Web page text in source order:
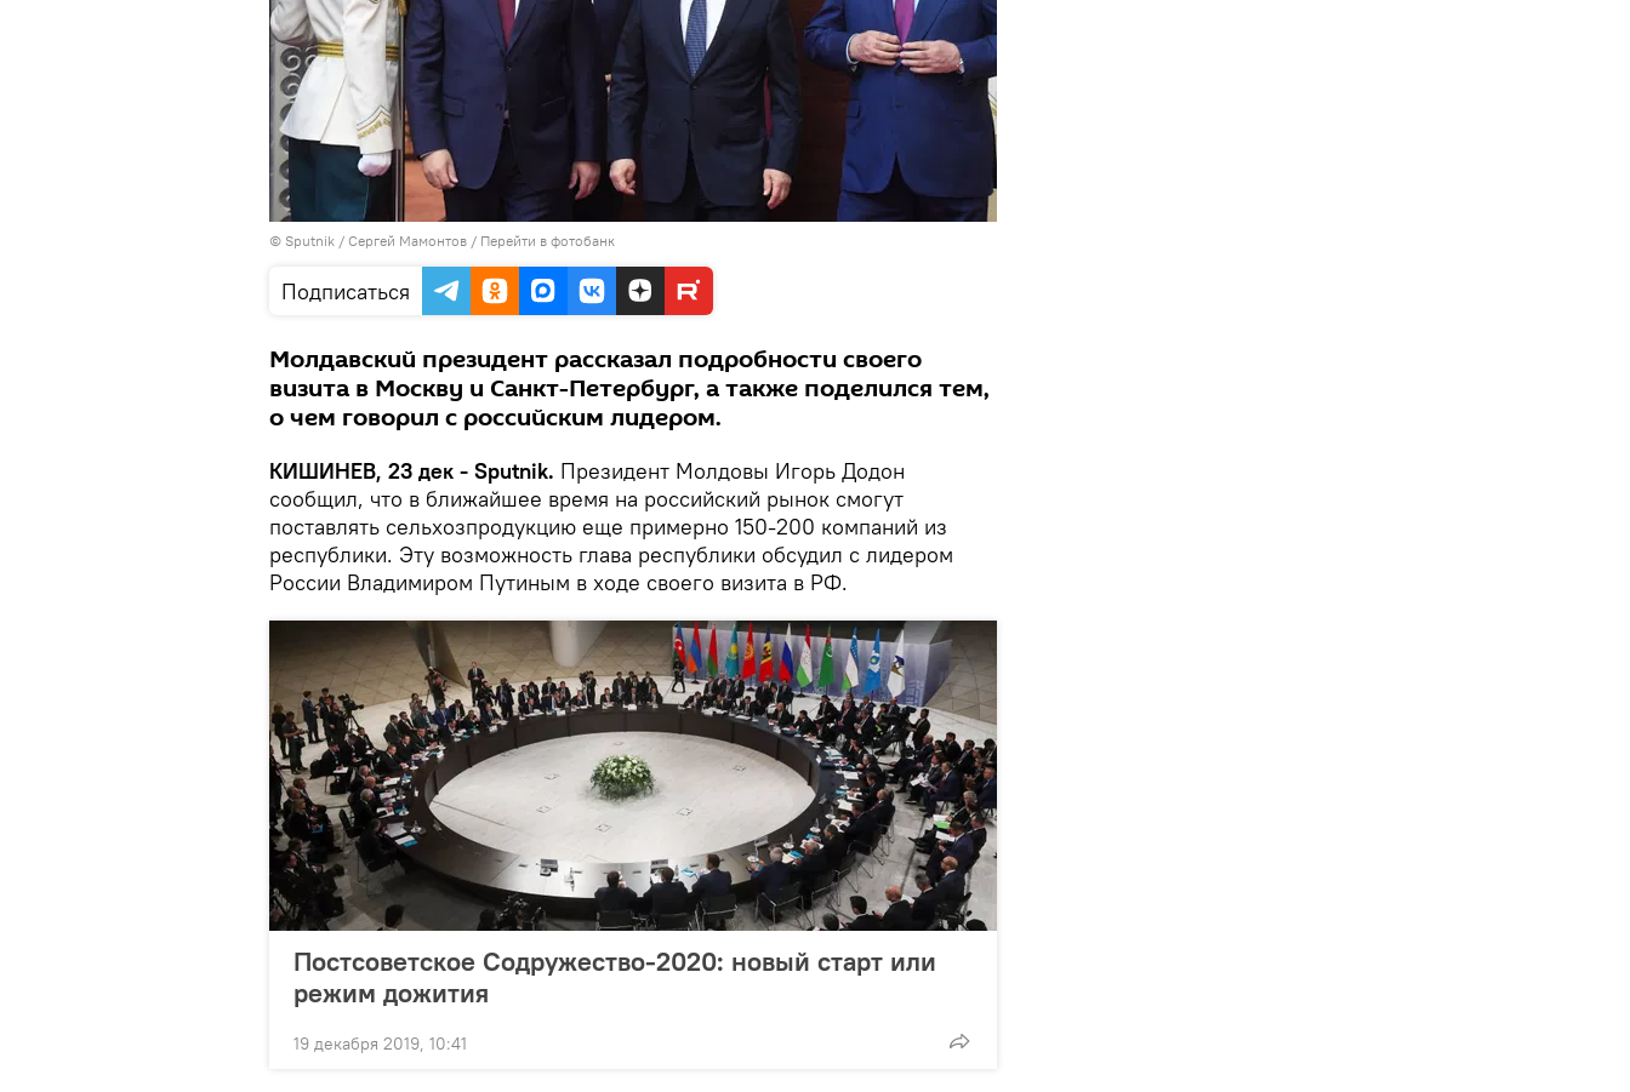
© Sputnik / Сергей Мамонтов / Перейти в фотобанк
Подписаться
Молдавский президент рассказал подробности своего
визита в Москву и Санкт-Петербург, а также поделился тем,
о чем говорил с российским лидером.
КИШИНЕВ, 23 дек - Sputnik. Президент Молдовы Игорь Додон
сообщил, что в ближайшее время на российский рынок смогут
поставлять сельхозпродукцию еще примерно 150-200 компаний из
республики. Эту возможность глава республики обсудил с лидером
России Владимиром Путиным в ходе своего визита в РФ.
Постсоветское Содружество-2020: новый старт или
режим дожития
19 декабря 2019, 10:41